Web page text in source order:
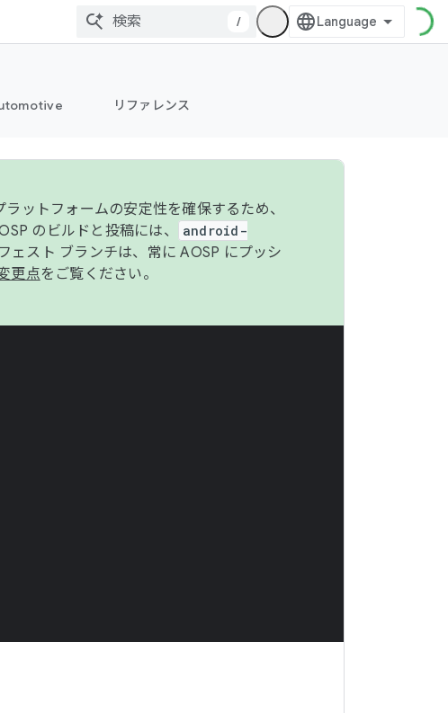
/
リファレンス
ットフォームの安定性を確保するため、
のビルドと投稿には、
android-
ェスト ブランチは、常に AOSP にプッシ
更点をご覧ください。